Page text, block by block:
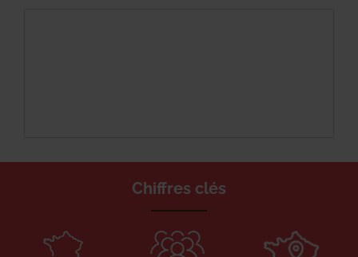
Chiffres clés